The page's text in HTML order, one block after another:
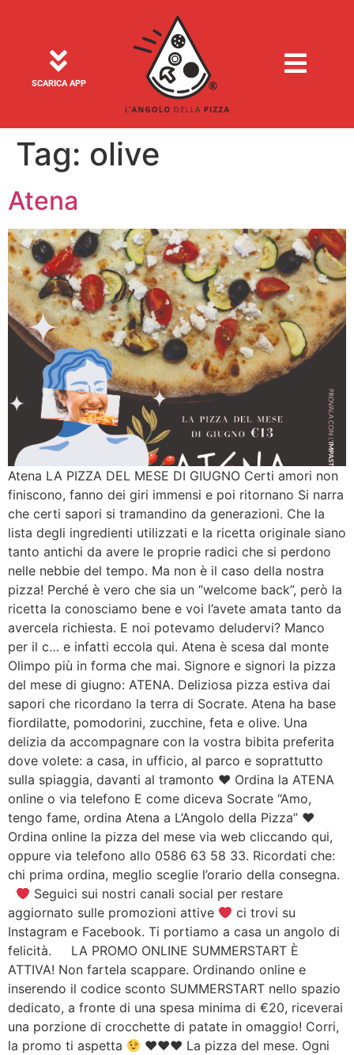
SCARICA APP
Tag: olive
Atena
Atena LA PIZZA DEL MESE DI GIUGNO Certi amori non
finiscono, fanno dei giri immensi e poi ritornano Si narra
che certi sapori si tramandino da generazioni. Che la
lista degli ingredienti utilizzati e la ricetta originale siano
tanto antichi da avere le proprie radici che si perdono
nelle nebbie del tempo. Ma non è il caso della nostra
pizza! Perché è vero che sia un “welcome back”, però la
ricetta la conosciamo bene e voi l’avete amata tanto da
avercela richiesta. E noi potevamo deludervi? Manco
per il c… e infatti eccola qui. Atena è scesa dal monte
Olimpo più in forma che mai. Signore e signori la pizza
del mese di giugno: ATENA. Deliziosa pizza estiva dai
sapori che ricordano la terra di Socrate. Atena ha base
fiordilatte, pomodorini, zucchine, feta e olive. Una
delizia da accompagnare con la vostra bibita preferita
dove volete: a casa, in ufficio, al parco e soprattutto
sulla spiaggia, davanti al tramonto ♥ Ordina la ATENA
online o via telefono E come diceva Socrate “Amo,
tengo fame, ordina Atena a L’Angolo della Pizza” ♥
Ordina online la pizza del mese via web cliccando qui,
oppure via telefono allo 0586 63 58 33. Ricordati che:
chi prima ordina, meglio sceglie l’orario della consegna.
Seguici sui nostri canali social per restare
aggiornato sulle promozioni attive
ci trovi su
Instagram e Facebook. Ti portiamo a casa un angolo di
felicità. LA PROMO ONLINE SUMMERSTART È
ATTIVA! Non fartela scappare. Ordinando online e
inserendo il codice sconto SUMMERSTART nello spazio
dedicato, a fronte di una spesa minima di €20, riceverai
una porzione di crocchette di patate in omaggio! Corri,
la promo ti aspetta
♥♥♥ La pizza del mese. Ogni